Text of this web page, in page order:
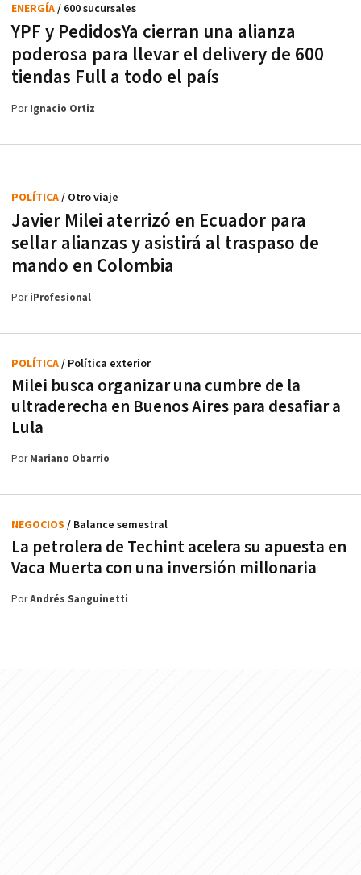
YPF y PedidosYa cierran una alianza
poderosa para llevar el delivery de 600
tiendas Full a todo el país
ENERGÍA/ 600 sucursales
PorIgnacio Ortiz
Javier Milei aterrizó en Ecuador para
sellar alianzas y asistirá al traspaso de
mando en Colombia
POLÍTICA/ Otro viaje
PoriProfesional
Milei busca organizar una cumbre de la
ultraderecha en Buenos Aires para desafiar a
Lula
POLÍTICA/ Política exterior
PorMariano Obarrio
La petrolera de Techint acelera su apuesta en
Vaca Muerta con una inversión millonaria
NEGOCIOS / Balance semestral
PorAndrés Sanguinetti